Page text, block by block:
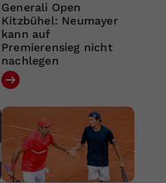
Generali Open
Kitzbühel: Neumayer
kann auf
Premierensieg nicht
nachlegen